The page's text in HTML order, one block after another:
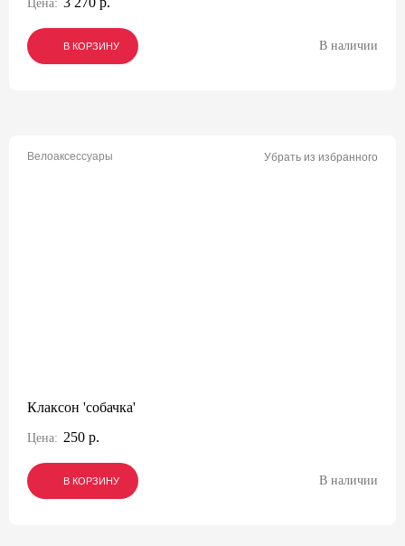
Цена:
В КОРЗИНУ
В КОРЗИНУ
В КОРЗИНУ В наличии
Велоаксессуары Убрать из избранного
Клаксон 'собачка'
Цена: 250 р.
В КОРЗИНУ
В КОРЗИНУ
В КОРЗИНУ В наличии